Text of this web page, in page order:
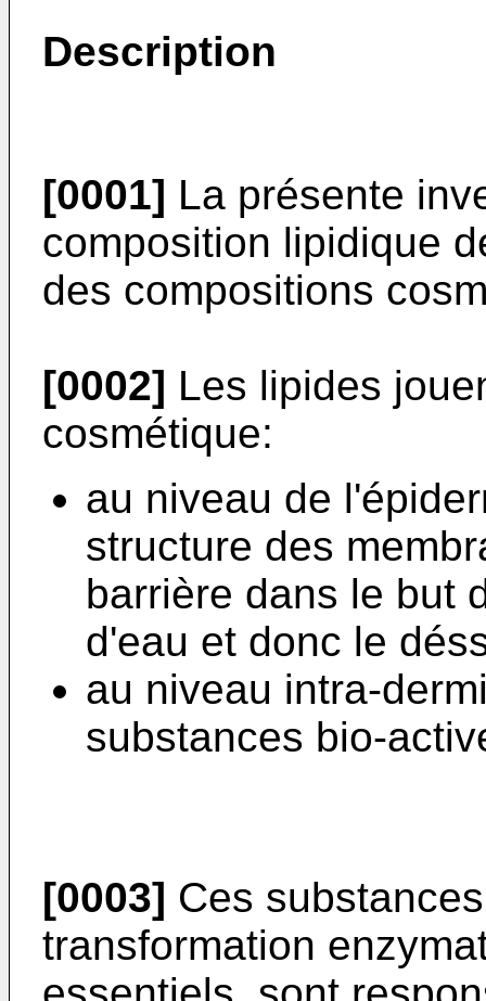
Description
[0001] La présente
composition lipidique
des compositions
[0002] Les lipides
cosmétique:
au niveau de
structure des
barrière dans le but
d'eau et donc le
au niveau intra-
substances bio-
[0003] Ces
transformation